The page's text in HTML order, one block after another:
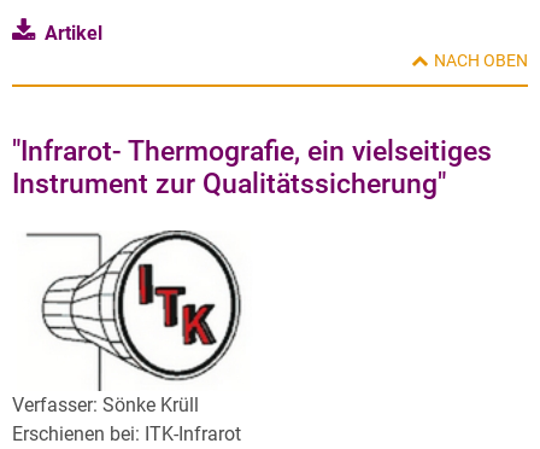
Artikel
NACH OBEN
"Infrarot- Thermografie, ein vielseitiges
Instrument zur Qualitätssicherung"
Verfasser: Sönke Krüll
Erschienen bei: ITK-Infrarot